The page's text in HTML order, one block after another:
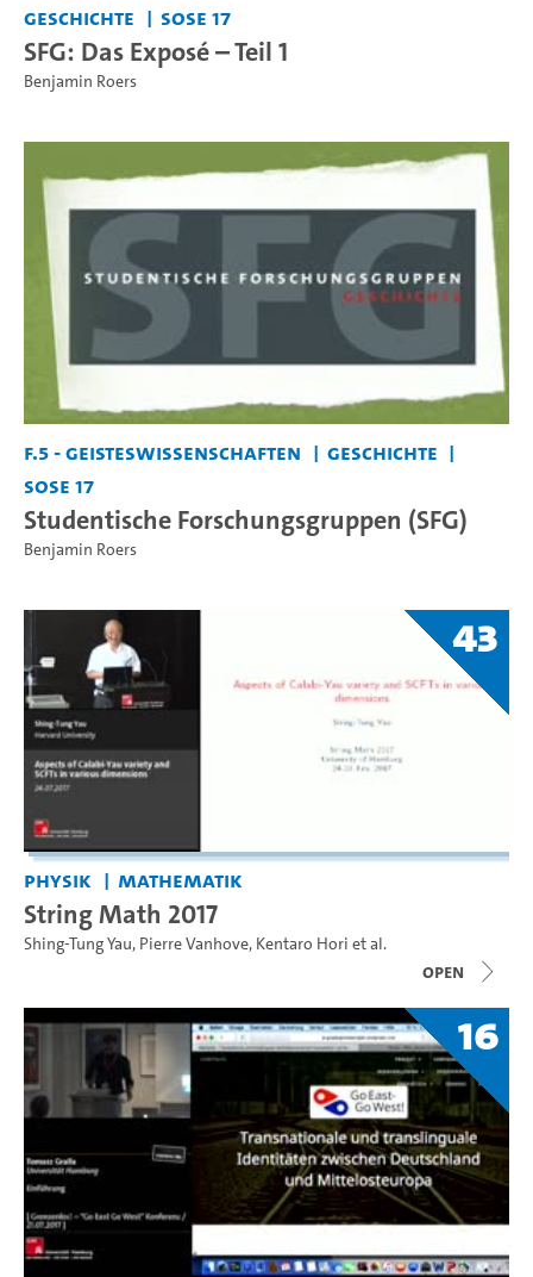
Geschichte SoSe 17
SFG: Das Exposé – Teil 1
Benjamin Roers
F.5 - Geisteswissenschaften
Geschichte
SoSe 17
Studentische Forschungsgruppen (SFG)
Benjamin Roers
43
Physik Mathematik
String Math 2017
Shing-Tung Yau, Pierre Vanhove, Kentaro Hori et al.
open
16